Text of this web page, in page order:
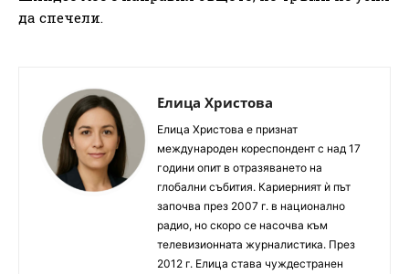
да спечели.
Елица Христова
Елица Христова е признат
международен кореспондент с над 17
години опит в отразяването на
глобални събития. Кариерният ѝ път
започва през 2007 г. в национално
радио, но скоро се насочва към
телевизионната журналистика. През
2012 г. Елица става чуждестранен